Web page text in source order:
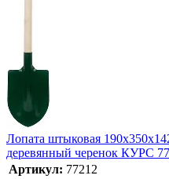
Лопата штыковая
деревянный черенок КУРС
Артикул: 77212